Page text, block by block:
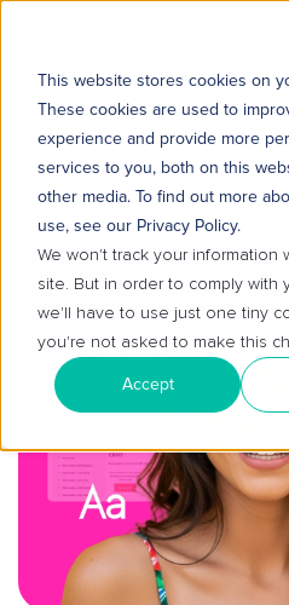
This website stores cookies on
These cookies are used to
experience and provide more
services to you, both on this
other media. To find out more
use, see our Privacy Policy.
We won't track your information
site. But in order to comply with
we'll have to use just one tiny
you're not asked to make this
Accept